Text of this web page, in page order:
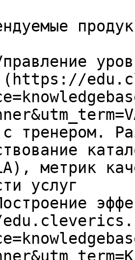
с тренером.
метрик
услуг